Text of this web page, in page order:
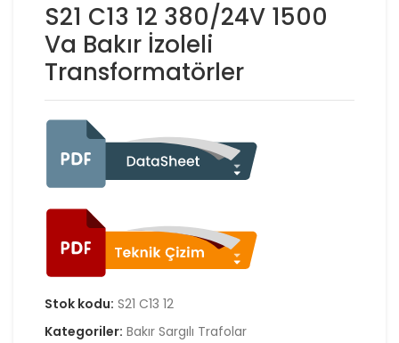
S21 C13 12 380/24V 1500
Va Bakır İzoleli
Transformatörler
Stok kodu: S21 C13 12
Kategoriler: Bakır Sargılı Trafolar